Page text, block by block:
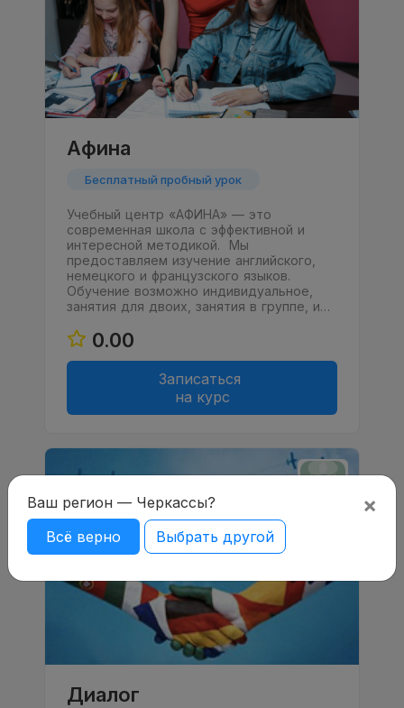
Афина
Бесплатный пробный урок
Учебный центр «АФИНА» — это
современная школа с эффективной и
интересной методикой. Мы
предоставляем изучение английского,
немецкого и французского языков.
Обучение возможно индивидуальное,
занятия для двоих, занятия в группе, и…
0.00
Записаться
на курс
Диалог
×
Ваш регион — Черкассы?
Всё верно
Выбрать другой